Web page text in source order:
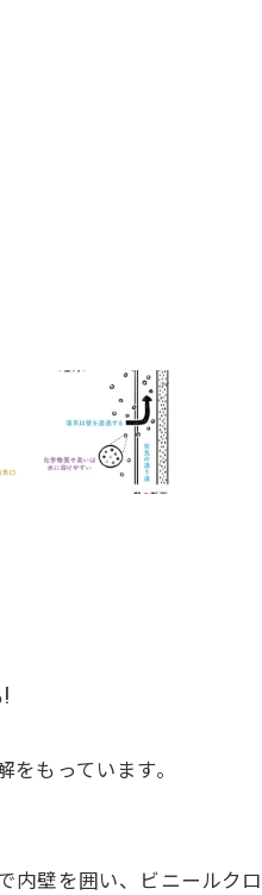
もっています。
壁を囲い、ビニールク